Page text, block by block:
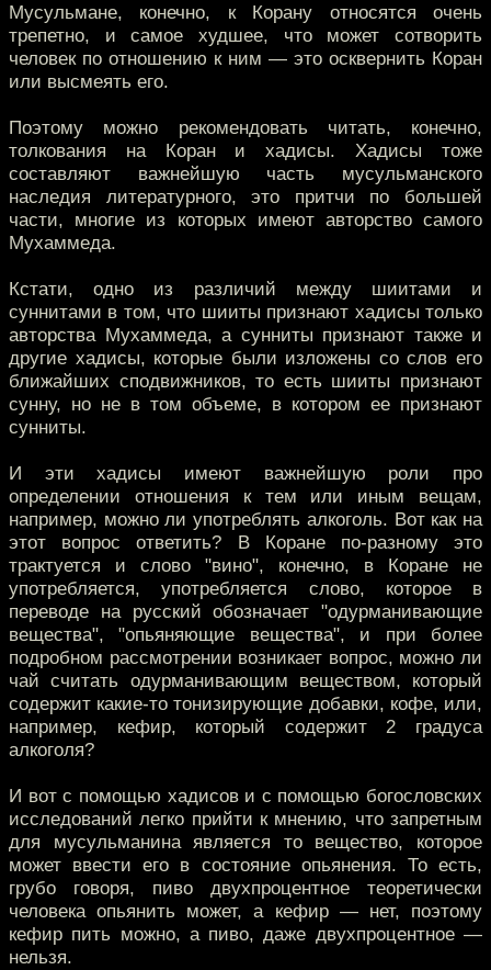
Мусульмане, конечно, к Корану относятся очень
трепетно, и самое худшее, что может сотворить
человек по отношению к ним — это осквернить Коран
или высмеять его.
Поэтому можно рекомендовать читать, конечно,
толкования на Коран и хадисы. Хадисы тоже
составляют важнейшую часть мусульманского
наследия литературного, это притчи по большей
части, многие из которых имеют авторство самого
Мухаммеда.
Кстати, одно из различий между шиитами и
суннитами в том, что шииты признают хадисы только
авторства Мухаммеда, а сунниты признают также и
другие хадисы, которые были изложены со слов его
ближайших сподвижников, то есть шииты признают
сунну, но не в том объеме, в котором ее признают
сунниты.
И эти хадисы имеют важнейшую роли про
определении отношения к тем или иным вещам,
например, можно ли употреблять алкоголь. Вот как на
этот вопрос ответить? В Коране по-разному это
трактуется и слово "вино", конечно, в Коране не
употребляется, употребляется слово, которое в
переводе на русский обозначает "одурманивающие
вещества", "опьяняющие вещества", и при более
подробном рассмотрении возникает вопрос, можно ли
чай считать одурманивающим веществом, который
содержит какие-то тонизирующие добавки, кофе, или,
например, кефир, который содержит 2 градуса
алкоголя?
И вот с помощью хадисов и с помощью богословских
исследований легко прийти к мнению, что запретным
для мусульманина является то вещество, которое
может ввести его в состояние опьянения. То есть,
грубо говоря, пиво двухпроцентное теоретически
человека опьянить может, а кефир — нет, поэтому
кефир пить можно, а пиво, даже двухпроцентное —
нельзя.